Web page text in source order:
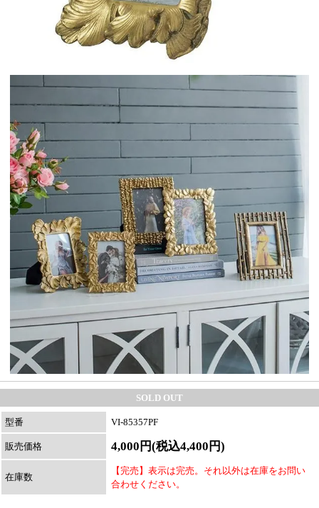
SOLD OUT
型番 VI-85357PF
販売価格 4,000円(税込4,400円)
在庫数
【完売】表示は完売。それ以外は在庫をお問い
合わせください。